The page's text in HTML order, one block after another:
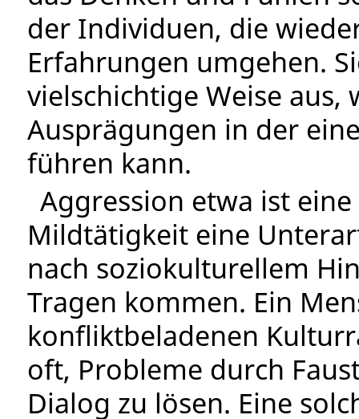
der Individuen, die
Erfahrungen umgehen.
vielschichtige Weise
Ausprägungen in der
führen kann.
Aggression etwa ist
Mildtätigkeit eine
nach soziokulturellem
Tragen kommen. Ein
konfliktbeladenen
oft, Probleme durch
Dialog zu lösen. Eine